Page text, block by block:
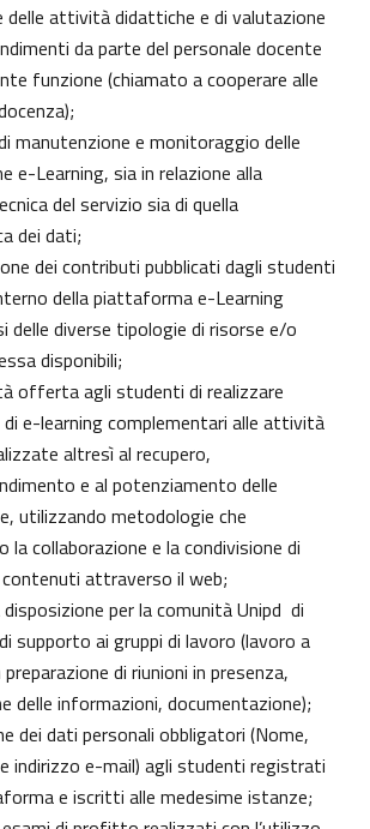
delle attività didattiche e di valutazione
da parte del personale docente
funzione (chiamato a cooperare alle
manutenzione e monitoraggio delle
e-Learning, sia in relazione alla
del servizio sia di quella
dei dati;
dei contributi pubblicati dagli studenti
della piattaforma e-Learning
delle diverse tipologie di risorse e/o
disponibili;
offerta agli studenti di realizzare
di e-learning complementari alle attività
altresì al recupero,
e al potenziamento delle
utilizzando metodologie che
la collaborazione e la condivisione di
attraverso il web;
per la comunità Unipd di
supporto ai gruppi di lavoro (lavoro a
di riunioni in presenza,
delle informazioni, documentazione);
dei dati personali obbligatori (Nome,
indirizzo e-mail) agli studenti registrati
e iscritti alle medesime istanze;